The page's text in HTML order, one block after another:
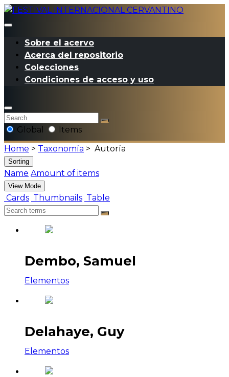
Sobre el acervo
Acerca del repositorio
Colecciones
Condiciones de acceso y uso
Global
Items
Home > Taxonomía > Autoría
Sorting
Name Amount of items
View Mode
Cards Thumbnails Table
Dembo, Samuel
Elementos
Delahaye, Guy
Elementos